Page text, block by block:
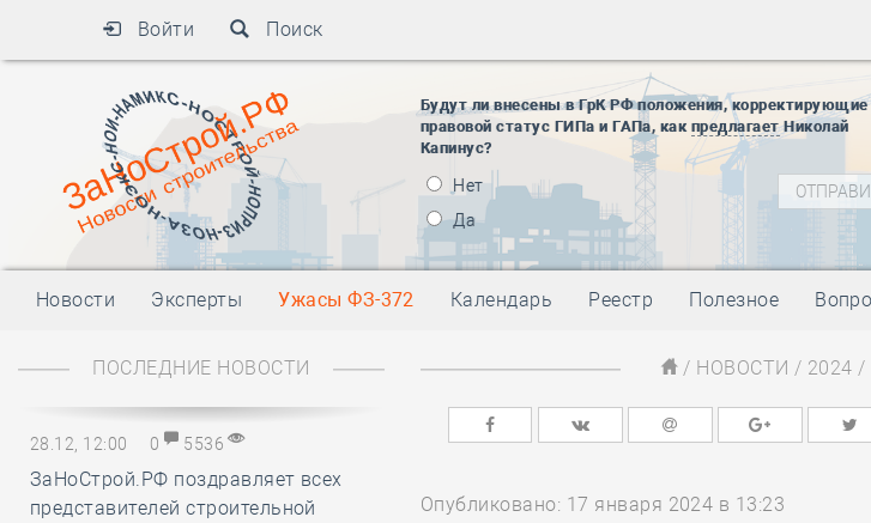
Войти Поиск
Будут ли внесены в ГрК РФ положения, корректирующие
правовой статус ГИПа и ГАПа, как предлагаетНиколай
Капинус?
Нет
Да
Новости Эксперты Ужасы ФЗ-372 Календарь Реестр Полезное
ПОСЛЕДНИЕ НОВОСТИ
28.12, 12:00 0 5536
ЗаНоСтрой.РФ поздравляет всех
представителей строительной
/ НОВОСТИ / 2024 /
Опубликовано: 17 января 2024 в 13:23